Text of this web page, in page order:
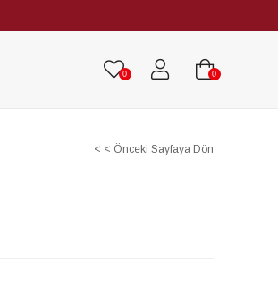
0 0
< < Önceki Sayfaya Dön